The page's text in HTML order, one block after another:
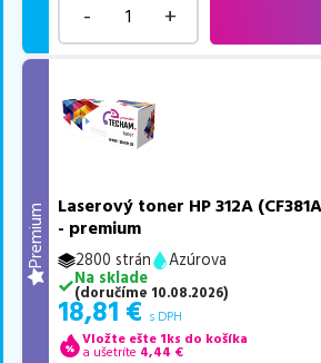
- +
Premium
Laserový toner HP 312A
- premium
2800 strán
Azúrova
Na sklade
(doručíme 10.08.2026)
18,81 € s DPH
Vložte ešte 1ks do košíka
a ušetríte 4,44 €